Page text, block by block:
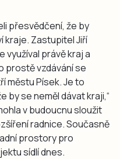
přesvědčení, že by
kraje. Zastupitel Jiří
využíval právě kraj a
prostě vzdávání se
městu Písek. Je to
by se neměl dávat kraji,“
v budoucnu sloužit
radnice. Současně
prostory pro
sídlí dnes.